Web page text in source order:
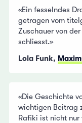
«Ein fesselndes
getragen vom
Zuschauer von
schliesst.»
Lola Funk,
«Die Geschichte
wichtigen Beitrag
Rafiki ist nicht nur